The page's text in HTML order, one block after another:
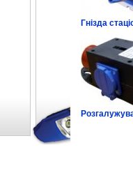
Гнізда